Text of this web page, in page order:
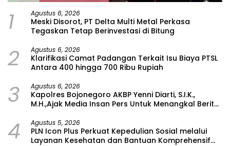
1 Agustus 6, 2026
Meski Disorot, PT Delta Multi Metal Perkasa
Tegaskan Tetap Berinvestasi di Bitung
2 Agustus 6, 2026
Klarifikasi Camat Padangan Terkait Isu Biaya PTSL
Antara 400 hingga 700 Ribu Rupiah
3 Agustus 6, 2026
Kapolres Bojonegoro AKBP Yenni Diarti, S.I.K.,
M.H.,Ajak Media Insan Pers Untuk Menangkal Berita
4 Agustus 5, 2026
PLN Icon Plus Perkuat Kepedulian Sosial melalui
Layanan Kesehatan dan Bantuan Komprehensif